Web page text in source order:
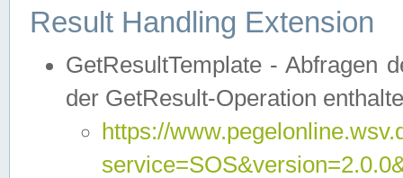
Result Handling Extension
GetResultTemplate - Abfragen
der GetResult-Operation
https://